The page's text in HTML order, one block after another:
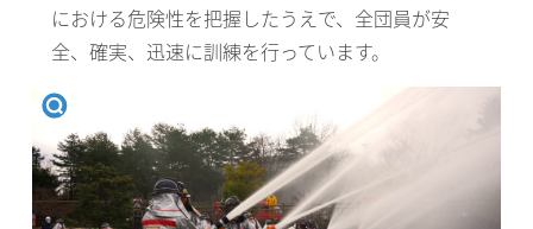
における危険性を把握したうえで、全団員が安
全、確実、迅速に訓練を行っています。